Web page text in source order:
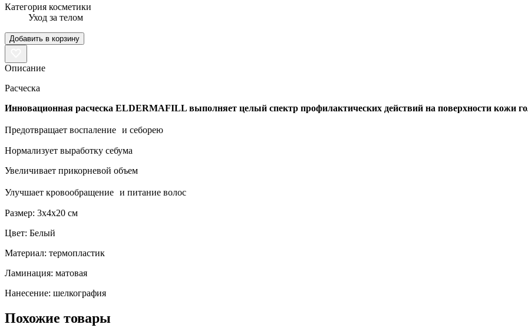
Категория косметики
Уход за телом
Добавить в корзину
Описание
Расческа
Инновационная расческа ELDERMAFILL выполняет целый спектр профилактических действий на поверхности кожи
Предотвращает воспаление и себорею
Нормализует выработку себума
Увеличивает прикорневой объем
Улучшает кровообращение и питание волос
Размер: 3х4х20 см
Цвет: Белый
Материал: термопластик
Ламинация: матовая
Нанесение: шелкография
Похожие товары